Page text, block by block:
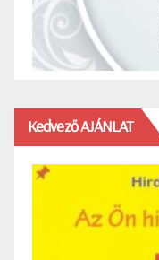
Kedvező AJÁNLAT